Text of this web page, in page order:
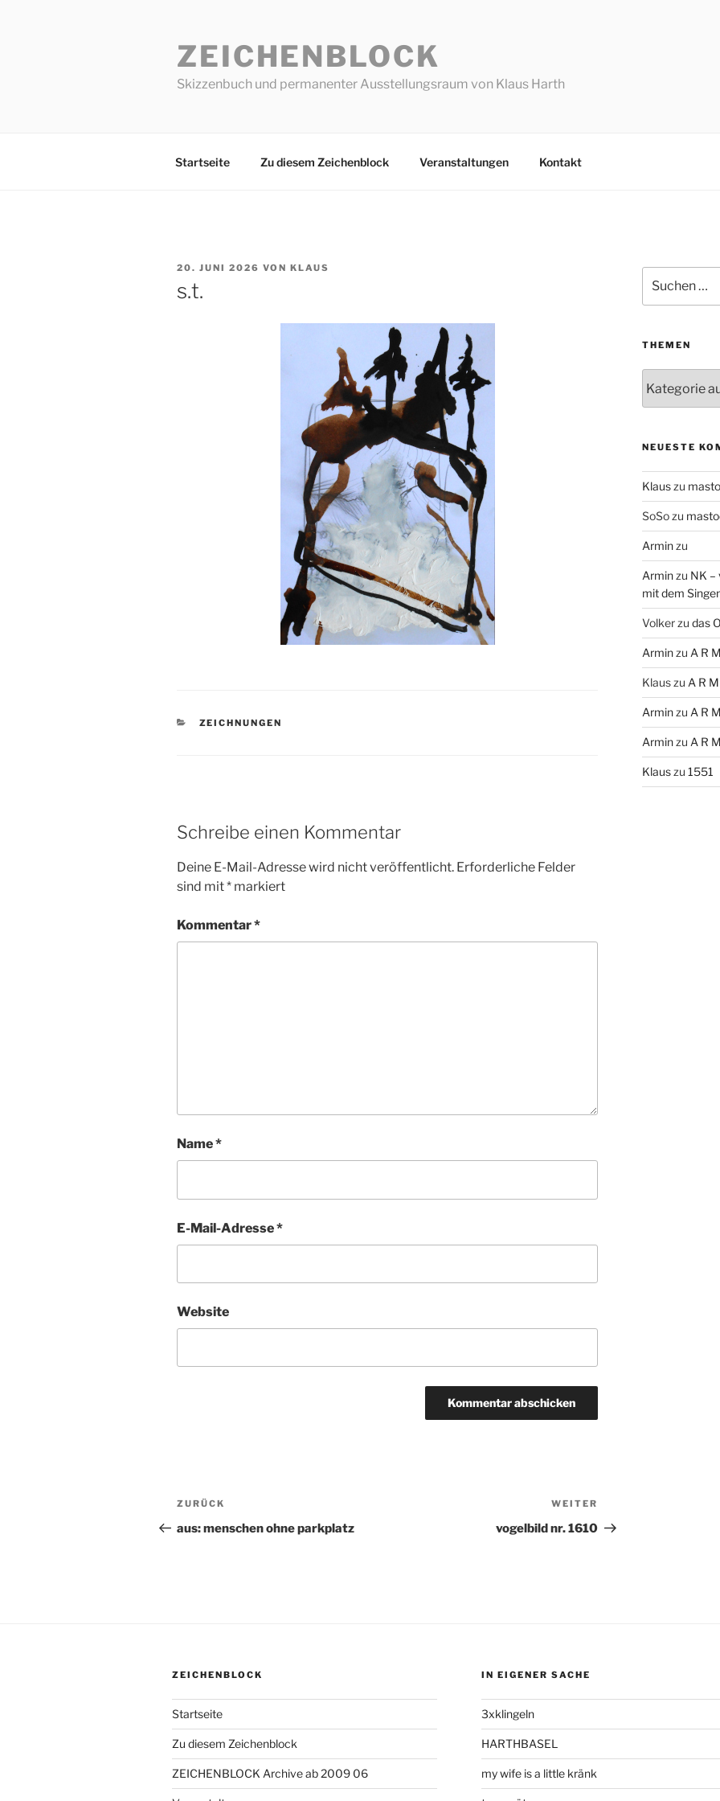
ZEICHENBLOCK
Skizzenbuch und permanenter Ausstellungsraum von Klaus Harth
Startseite Zu diesem Zeichenblock Veranstaltungen Kontakt
VERÖFFENTLICHT
AM
20. JUNI 2026 VON KLAUS
s.t.
KATEGORIEN
ZEICHNUNGEN
Schreibe einen Kommentar
Deine E-Mail-Adresse wird nicht veröffentlicht. Erforderliche Felder
sind mit* markiert
Kommentar*
Name*
E-Mail-Adresse*
Website
Beitragsnavigation
Vorheriger
Beitrag
ZURÜCK
aus: menschen ohne parkplatz
Beitrag
WEITER
vogelbild nr. 1610
nach:
THEMEN
NEUESTE
Klauszu
SoSozu
Arminzu
Arminzu NK –
mit dem
Volkerzu das
Arminzu A R
Klauszu A R
Arminzu A R
Arminzu A R
Klauszu 1551
ZEICHENBLOCK
Startseite
Zu diesem Zeichenblock
ZEICHENBLOCK Archive ab 2009 06
IN EIGENER SACHE
3xklingeln
HARTHBASEL
my wife is a little kränk